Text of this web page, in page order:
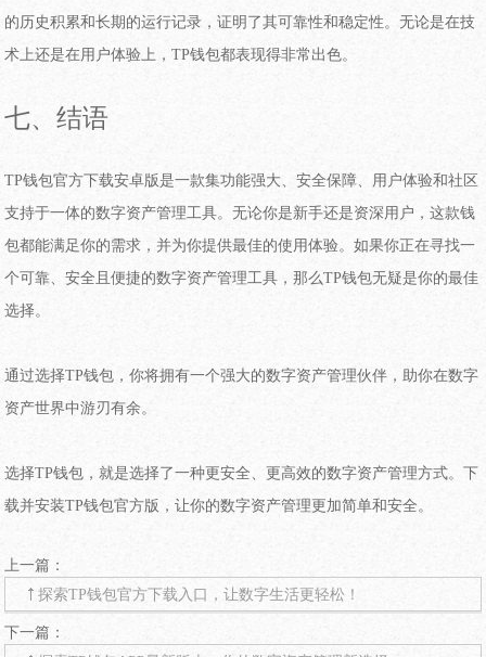
的历史积累和长期的运行记录，证明了其可靠性和稳定性。无论是在技
术上还是在用户体验上，TP钱包都表现得非常出色。
七、结语
TP钱包官方下载安卓版是一款集功能强大、安全保障、用户体验和社区
支持于一体的数字资产管理工具。无论你是新手还是资深用户，这款钱
包都能满足你的需求，并为你提供最佳的使用体验。如果你正在寻找一
个可靠、安全且便捷的数字资产管理工具，那么TP钱包无疑是你的最佳
选择。
通过选择TP钱包，你将拥有一个强大的数字资产管理伙伴，助你在数字
资产世界中游刃有余。
选择TP钱包，就是选择了一种更安全、更高效的数字资产管理方式。下
载并安装TP钱包官方版，让你的数字资产管理更加简单和安全。
上一篇：
探索TP钱包官方下载入口，让数字生活更轻松！
下一篇：